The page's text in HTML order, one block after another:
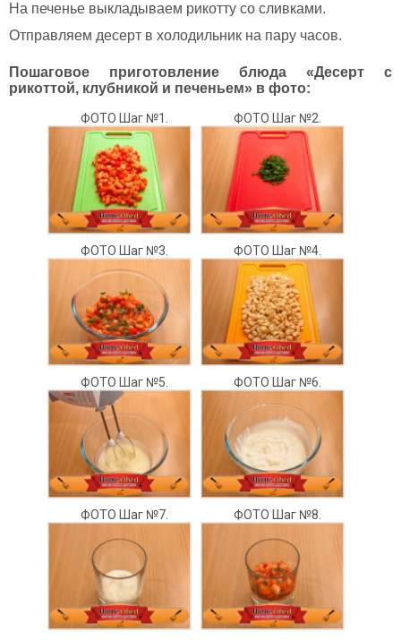
На печенье выкладываем рикотту со сливками.
Отправляем десерт в холодильник на пару часов.
Пошаговое приготовление блюда «Десерт с
рикоттой, клубникой и печеньем» в фото:
ФОТО Шаг №1. ФОТО Шаг №2.
ФОТО Шаг №3. ФОТО Шаг №4.
ФОТО Шаг №5. ФОТО Шаг №6.
ФОТО Шаг №7. ФОТО Шаг №8.